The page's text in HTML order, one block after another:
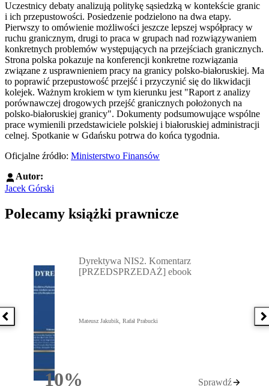
Uczestnicy debaty analizują politykę sąsiedzką w kontekście granic
i ich przepustowości. Posiedzenie podzielono na dwa etapy.
Pierwszy to omówienie możliwości jeszcze lepszej współpracy w
ruchu granicznym, drugi to praca w grupach nad rozwiązywaniem
konkretnych problemów występujących na przejściach granicznych.
Strona polska pokazuje na konferencji konkretne rozwiązania
związane z usprawnieniem pracy na granicy polsko-białoruskiej. Ma
to poprawić przepustowość przejść i przyczynić się do likwidacji
kolejek. Ważnym krokiem w tym kierunku jest "Raport z analizy
porównawczej drogowych przejść granicznych położonych na
polsko-białoruskiej granicy". Dokumenty podsumowujące wspólne
prace wymienili przedstawiciele polskiej i białoruskiej administracji
celnej. Spotkanie w Gdańsku potrwa do końca tygodnia.
Oficjalne źródło: Ministerstwo Finansów
Autor:
Jacek Górski
Polecamy książki prawnicze
Poprzednia książka
10%
Dyrektywa NIS2. Komentarz
[PRZEDSPRZEDAŻ] ebook
Mateusz Jakubik, Rafał Prabucki
Sprawdź